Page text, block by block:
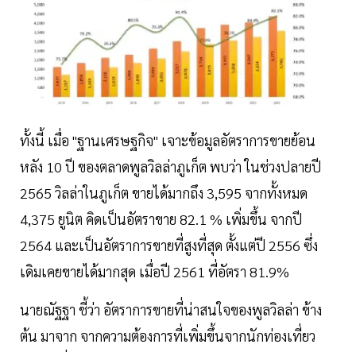
ทั้งนี้ เมื่อ "ฐานเศรษฐกิจ" เจาะข้อมูลอัตราการขายย้อน
หลัง 10 ปี ของตลาดพูลวิลล่าภูเก็ต พบว่า ในช่วงปลายปี
2565 วิลล่าในภูเก็ต ขายได้มากถึง 3,595 จากทั้งหมด
4,375 ยูนิต คิดเป็นอัตราขาย 82.1 % เพิ่มขึ้น จากปี
2564 และเป็นอัตราการขายที่สูงที่สุด ตั้งแต่ปี 2556 ซึ่ง
เดิมเคยขายได้มากสุด เมื่อปี 2561 ที่อัตรา 81.9%
นายณัฐฐา ชี้ว่า อัตราการขายที่น่าสนใจของพูลวิลล่า ข้าง
ต้น มาจาก จากความต้องการที่เพิ่มขึ้นจากนักท่องเที่ยว